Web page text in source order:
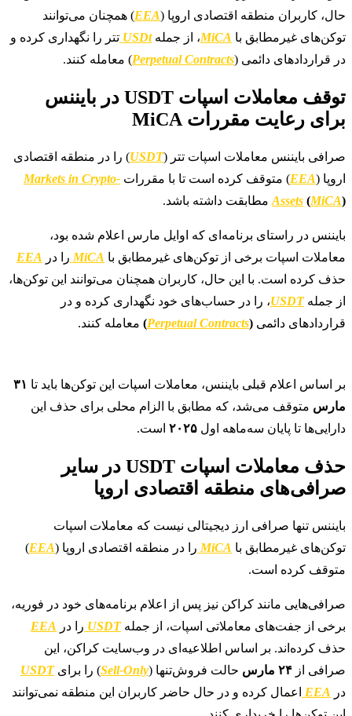
حال، کاربران منطقه اقتصادی اروپا (EEA) همچنان می‌توانند
توکن‌های غیرمطابق با MiCA، از جملهUSDt تتر را نگهداری کرده و
در قراردادهای دائمی (Perpetual Contracts) معامله کنند.
توقف معاملات اسپات USDT در بایننس
برای رعایت مقررات MiCA
صرافی بایننس معاملات اسپات تتر (USDT) را در منطقه اقتصادی
اروپا (EEA) متوقف کرده است تا با مقررات Markets in Crypto-
Assets (MiCA) مطابقت داشته باشد.
بایننس در راستای برنامه‌ای که اوایل مارس اعلام شده بود،
معاملات اسپات برخی از توکن‌های غیرمطابق با MiCA را در
EEA
حذف کرده است. با این حال، کاربران همچنان می‌توانند این توکن‌ها،
از جملهUSDT، را در حساب‌های خود نگهداری کرده و در
قراردادهای دائمی (
Perpetual Contracts
) معامله کنند.
بر اساس اعلام قبلی بایننس، معاملات اسپات این توکن‌ها باید تا ۳۱
مارس متوقف می‌شد، که مطابق با الزام محلی برای حذف این
دارایی‌ها تا پایان سه‌ماهه اول ۲۰۲۵ است.
حذف معاملات اسپات USDT در سایر
صرافی‌های منطقه اقتصادی اروپا
بایننس تنها صرافی ارز دیجیتالی نیست که معاملات اسپات
توکن‌های غیرمطابق با MiCA را در منطقه اقتصادی اروپا (EEA
)
متوقف کرده است.
صرافی‌هایی مانند کراکن نیز پس از اعلام برنامه‌های خود در فوریه،
برخی از جفت‌های معاملاتی اسپات، از جملهUSDT را در
EEA
حذف کرده‌اند. بر اساس اطلاعیه‌ای در وب‌سایت کراکن، این
صرافی از ۲۴ مارس حالت فروش‌تنها (Sell-Only) را برایUSDT
در
EEA
اعمال کرده و در حال حاضر کاربران این منطقه نمی‌توانند